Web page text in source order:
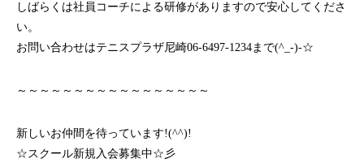
しばらくは社員コーチによる研修がありますので安心してくださ
い。
お問い合わせはテニスプラザ尼崎06-6497-1234まで(^_-)-☆
～～～～～～～～～～～～～～～～～
新しいお仲間を待っています!(^^)!
☆スクール新規入会募集中☆彡